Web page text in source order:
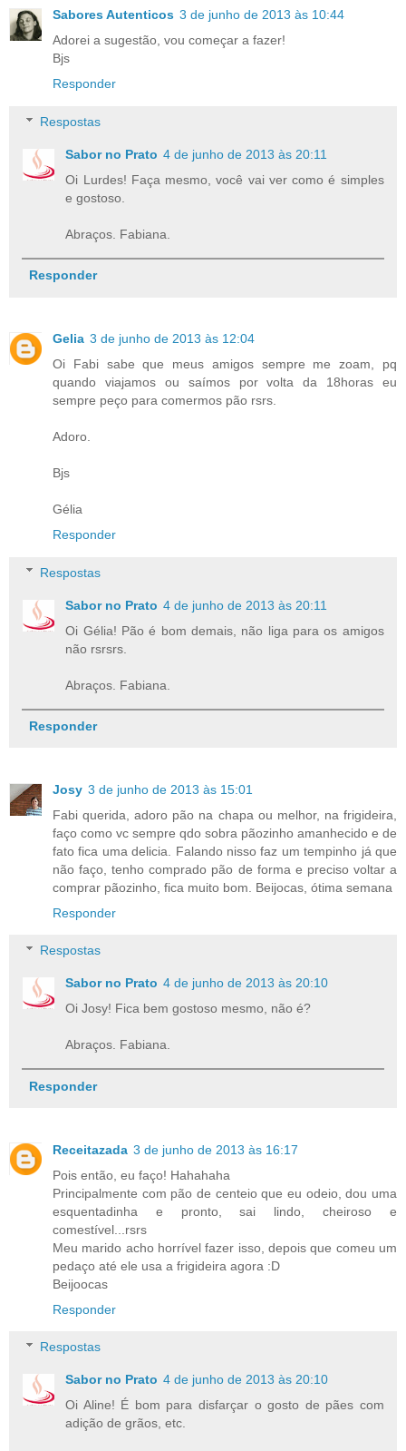
Sabores Autenticos 3 de junho de 2013 às 10:44
Adorei a sugestão, vou começar a fazer!
Bjs
Responder
Respostas
Sabor no Prato 4 de junho de 2013 às 20:11
Oi Lurdes! Faça mesmo, você vai ver como é simples
e gostoso.
Abraços. Fabiana.
Responder
Gelia 3 de junho de 2013 às 12:04
Oi Fabi sabe que meus amigos sempre me zoam, pq
quando viajamos ou saímos por volta da 18horas eu
sempre peço para comermos pão rsrs.
Adoro.
Bjs
Gélia
Responder
Respostas
Sabor no Prato 4 de junho de 2013 às 20:11
Oi Gélia! Pão é bom demais, não liga para os amigos
não rsrsrs.
Abraços. Fabiana.
Responder
Josy 3 de junho de 2013 às 15:01
Fabi querida, adoro pão na chapa ou melhor, na frigideira,
faço como vc sempre qdo sobra pãozinho amanhecido e de
fato fica uma delicia. Falando nisso faz um tempinho já que
não faço, tenho comprado pão de forma e preciso voltar a
comprar pãozinho, fica muito bom. Beijocas, ótima semana
Responder
Respostas
Sabor no Prato 4 de junho de 2013 às 20:10
Oi Josy! Fica bem gostoso mesmo, não é?
Abraços. Fabiana.
Responder
Receitazada 3 de junho de 2013 às 16:17
Pois então, eu faço! Hahahaha
Principalmente com pão de centeio que eu odeio, dou uma
esquentadinha e pronto, sai lindo, cheiroso e
comestível...rsrs
Meu marido acho horrível fazer isso, depois que comeu um
pedaço até ele usa a frigideira agora :D
Beijoocas
Responder
Respostas
Sabor no Prato 4 de junho de 2013 às 20:10
Oi Aline! É bom para disfarçar o gosto de pães com
adição de grãos, etc.